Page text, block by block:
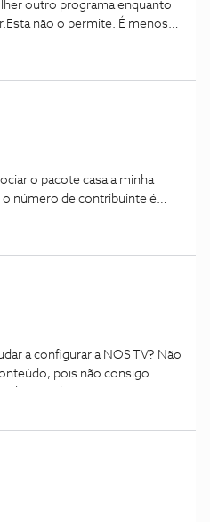
outro programa enquanto
não o permite. É menos
assim é um mau serviço
por mudar! Estou bastante
o pacote casa a minha
número de contribuinte é
para um numero que já não
ajudar a resolver esta
a configurar a NOS TV? Não
pois não consigo
ajudar?